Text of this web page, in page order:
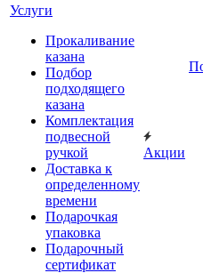
Услуги
Прокаливание
казана
Подбор
подходящего
казана
Комплектация
подвесной
ручкой
Доставка к
определенному
времени
Подарочкая
упаковка
Подарочный
сертификат
Акции